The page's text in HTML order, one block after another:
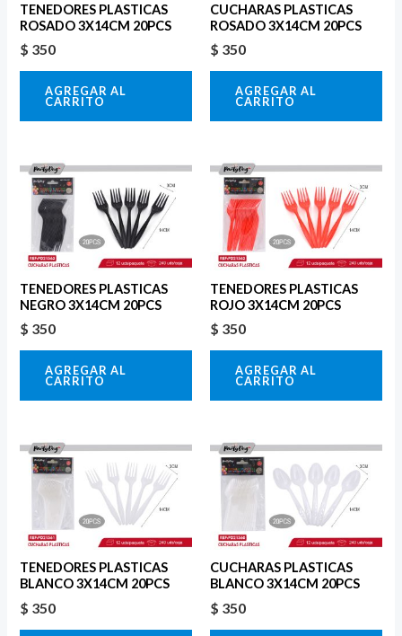
TENEDORES PLASTICAS
ROSADO 3X14CM 20PCS
$ 350
AGREGAR AL
CARRITO
CUCHARAS PLASTICAS
ROSADO 3X14CM 20PCS
$ 350
AGREGAR AL
CARRITO
TENEDORES PLASTICAS
NEGRO 3X14CM 20PCS
$ 350
AGREGAR AL
CARRITO
TENEDORES PLASTICAS
ROJO 3X14CM 20PCS
$ 350
AGREGAR AL
CARRITO
TENEDORES PLASTICAS
BLANCO 3X14CM 20PCS
$ 350
CUCHARAS PLASTICAS
BLANCO 3X14CM 20PCS
$ 350